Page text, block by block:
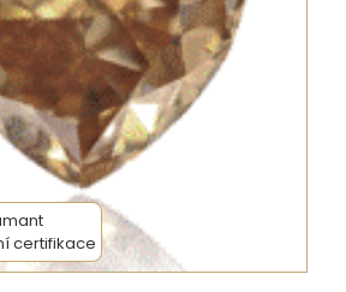
certifikace